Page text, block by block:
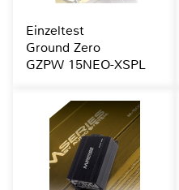
Einzeltest
Ground Zero
GZPW 15NEO-XSPL